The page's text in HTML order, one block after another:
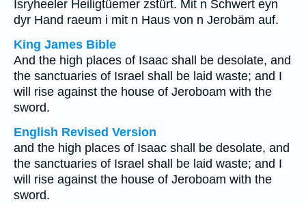
Isryheeler Heiligtüemer zstürt. Mit n Schwert eyn
dyr Hand raeum i mit n Haus von n Jerobäm auf.
King James Bible
And the high places of Isaac shall be desolate, and
the sanctuaries of Israel shall be laid waste; and I
will rise against the house of Jeroboam with the
sword.
English Revised Version
and the high places of Isaac shall be desolate, and
the sanctuaries of Israel shall be laid waste; and I
will rise against the house of Jeroboam with the
sword.